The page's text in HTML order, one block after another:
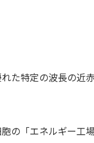
た特定の波長の近
の「エネルギー工